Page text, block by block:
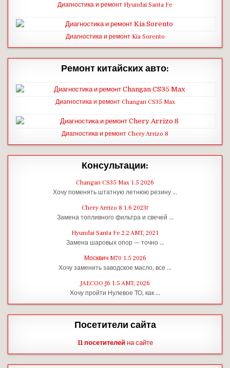
Диагностика и ремонт Hyundai Santa Fe
Диагностика и ремонт Kia Sorento
Ремонт китайских авто:
Диагностика и ремонт Changan CS35 Max
Диагностика и ремонт Chery Arrizo 8
Консультации:
Changan CS35 Max 1.5 2026
Хочу поменять штатную летнюю резину …
Chery Arrizo 8 1.6 2023г
Замена топливного фильтра и свечей …
Hyundai Santa Fe 2.2 AMT, 2021
Замена шаровых опор — точно …
Москвич M70 1.5 2026
Хочу заменить заводское масло, все …
JAECOO J6 1.5 AMT, 2026
Хочу пройти Нулевое ТО, как …
Посетители сайта
11 посетителейна сайте